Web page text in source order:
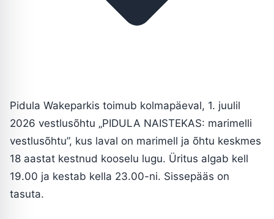
Pidula Wakeparkis toimub kolmapäeval, 1. juulil
2026 vestlusõhtu „PIDULA NAISTEKAS: marimelli
vestlusõhtu”, kus laval on marimell ja õhtu keskmes
18 aastat kestnud kooselu lugu. Üritus algab kell
19.00 ja kestab kella 23.00-ni. Sissepääs on
tasuta.